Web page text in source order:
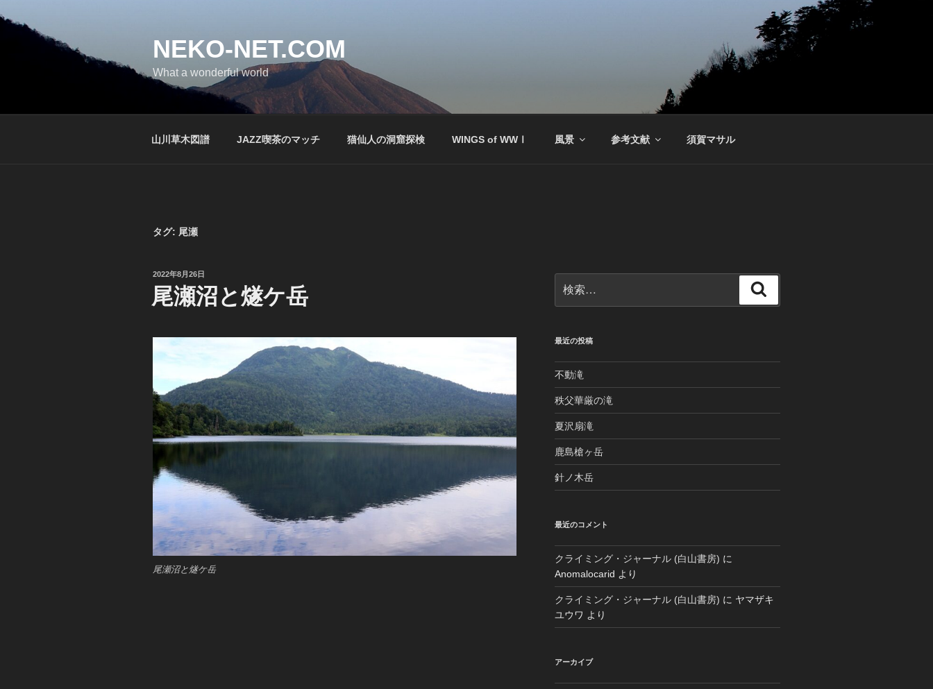
ン
NEKO-NET.COM
What a wonderful world
山川草木図譜 JAZZ喫茶のマッチ 猫仙人の洞窟探検 WINGS of WWⅠ 風景 参考文献 須賀マサル
タグ: 尾瀬
投
稿
日:
2022年8月26日
尾瀬沼と燧ケ岳
尾瀬沼と燧ケ岳
索:
索
最近の投稿
不動滝
秩父華厳の滝
夏沢扇滝
鹿島槍ヶ岳
針ノ木岳
最近のコメント
クライミング・ジャーナル (白山書房) に
Anomalocarid より
クライミング・ジャーナル (白山書房) に ヤマザキ
ユウワ より
アーカイブ